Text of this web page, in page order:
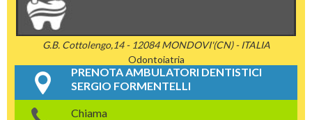
G.B. Cottolengo,14 - 12084 MONDOVI'(CN) - ITALIA
Odontoiatria
PRENOTA AMBULATORI DENTISTICI
SERGIO FORMENTELLI
Chiama